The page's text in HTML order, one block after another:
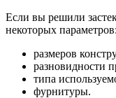
Если вы решили
некоторых параметров:
размеров
разновидности
типа
фурнитуры.